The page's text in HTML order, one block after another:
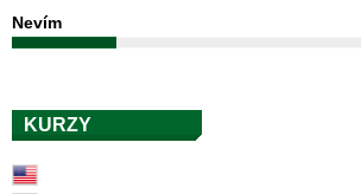
Nevím
KURZY